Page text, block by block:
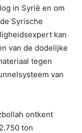
in Syrië en om
Syrische
kan
van de dodelijke
tegen
van
ontkent
ton